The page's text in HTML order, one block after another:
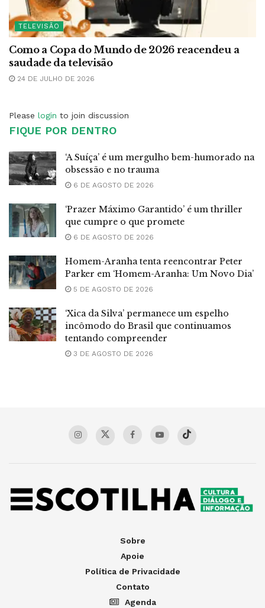
TELEVISÃO
Como a Copa do Mundo de 2026 reacendeu a
saudade da televisão
24 DE JULHO DE 2026
Please login to join discussion
FIQUE POR DENTRO
‘A Suíça’ é um mergulho bem-humorado na
obsessão e no trauma
6 DE AGOSTO DE 2026
‘Prazer Máximo Garantido’ é um thriller
que cumpre o que promete
6 DE AGOSTO DE 2026
Homem-Aranha tenta reencontrar Peter
Parker em ‘Homem-Aranha: Um Novo Dia’
5 DE AGOSTO DE 2026
‘Xica da Silva’ permanece um espelho
incômodo do Brasil que continuamos
tentando compreender
3 DE AGOSTO DE 2026
Sobre
Apoie
Política de Privacidade
Contato
Agenda